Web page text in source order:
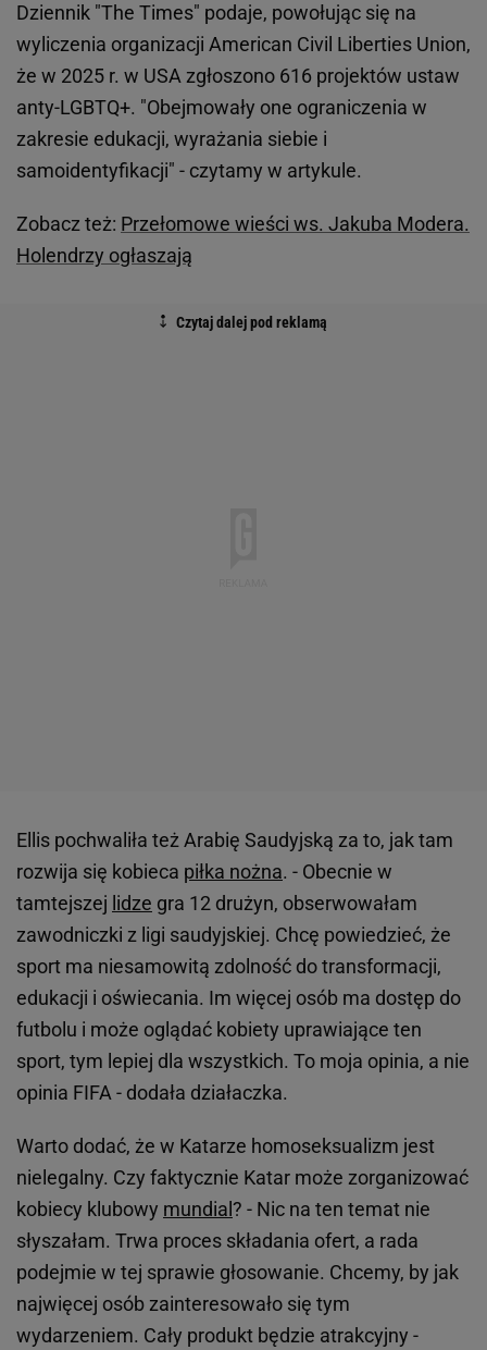
Dziennik "The Times" podaje, powołując się na
wyliczenia organizacji American Civil Liberties Union,
że w 2025 r. w USA zgłoszono 616 projektów ustaw
anty-LGBTQ+. "Obejmowały one ograniczenia w
zakresie edukacji, wyrażania siebie i
samoidentyfikacji" - czytamy w artykule.
Zobacz też: Przełomowe wieści ws. Jakuba Modera.
Holendrzy ogłaszają
Ellis pochwaliła też Arabię Saudyjską za to, jak tam
rozwija się kobieca piłka nożna. - Obecnie w
tamtejszej lidze gra 12 drużyn, obserwowałam
zawodniczki z ligi saudyjskiej. Chcę powiedzieć, że
sport ma niesamowitą zdolność do transformacji,
edukacji i oświecania. Im więcej osób ma dostęp do
futbolu i może oglądać kobiety uprawiające ten
sport, tym lepiej dla wszystkich. To moja opinia, a nie
opinia FIFA - dodała działaczka.
Warto dodać, że w Katarze homoseksualizm jest
nielegalny. Czy faktycznie Katar może zorganizować
kobiecy klubowy mundial ? - Nic na ten temat nie
słyszałam. Trwa proces składania ofert, a rada
podejmie w tej sprawie głosowanie. Chcemy, by jak
najwięcej osób zainteresowało się tym
wydarzeniem. Cały produkt będzie atrakcyjny -